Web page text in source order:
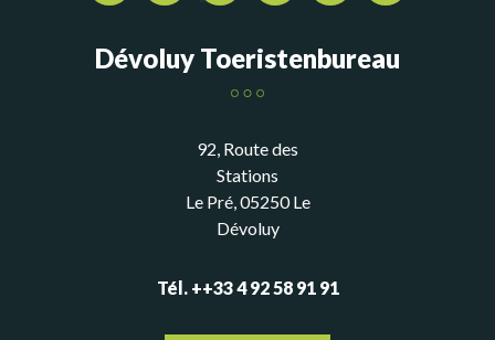
Dévoluy Toeristenbureau
92, Route des
Stations
Le Pré, 05250 Le
Dévoluy
Tél. ++33 4 92 58 91 91